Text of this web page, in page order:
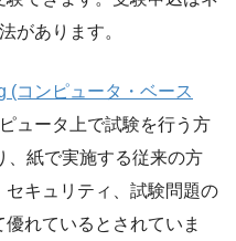
があります。
(コンピュータ・ベース
ュータ上で試験を行う方
、紙で実施する従来の方
キュリティ、試験問題の
れているとされていま